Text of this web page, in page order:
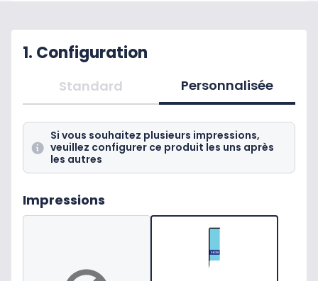
1. Configuration
Standard Personnalisée
Si vous souhaitez plusieurs impressions,
veuillez configurer ce produit les uns après
les autres
Impressions